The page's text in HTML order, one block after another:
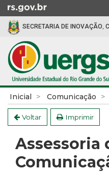
para
conteúdo
para
menu
para
busca
SECRETARIA DE INOVAÇÃO,
Início
do
conteúdo
Inicial Comunicação
Voltar Imprimir
Assessoria